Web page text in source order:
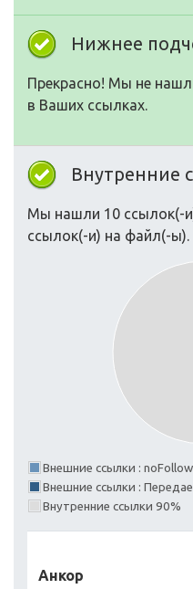
Нижнее
Прекрасно! Мы не
в Ваших ссылках.
Внутренние
Мы нашли 10 ссылок(-
ссылок(-и) на файл(-ы).
Внешние ссылки :
Внешние ссылки :
Внутренние ссылки 90%
Анкор